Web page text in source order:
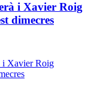
i Xavier Roig
dimecres